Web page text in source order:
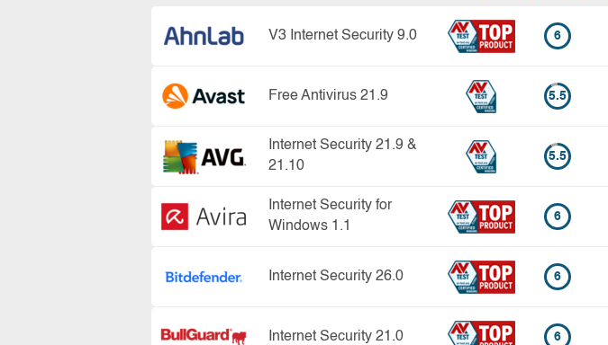
V3 Internet Security 9.0 6
Free Antivirus 21.9 5.5
Internet Security 21.9 &
21.10
5.5
Internet Security for
Windows 1.1
6
Internet Security 26.0 6
Internet Security 21.0 6